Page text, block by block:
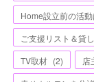
Home設立前の活
ご支援リスト＆貸
TV取材 (2) 店